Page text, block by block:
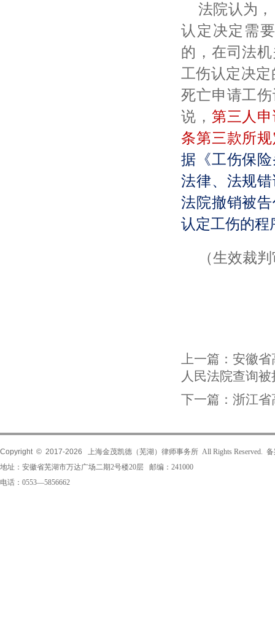
法院认为
认定决定需
的，在司法
工伤认定决
死亡申请工
说， 第三人
条第三款所
据《工伤保
法律、法规
法院撤销被
认定工伤的程
（生效裁
上一篇： 安徽省
人民法院查询
下一篇： 浙江省
Copyright © 2017-2026
上海金茂凯德（芜湖）律师事务所 All Rights Reserved.
地址：安徽省芜湖市万达广场二期2号楼20层 邮编：241000
电话：0553—5856662